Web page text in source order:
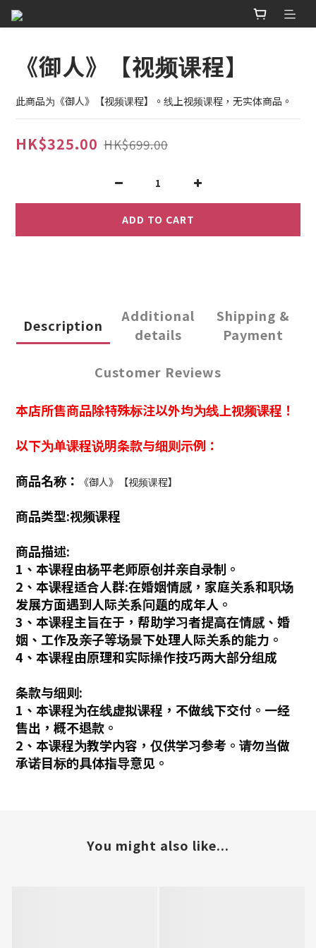
《御人》【视频课程】
此商品为《御人》【视频课程】。线上视频课程，无实体商品。
HK$325.00 HK$699.00
ADD TO CART
Description
Additional
details
Shipping &
Payment
Customer Reviews
本店所售商品除特殊标注以外均为线上视频课程！
以下为单课程说明条款与细则示例：
商品名称：
《御人》【视频课程】
商品类型:视频课程
商品描述:
1、本课程由杨平老师原创并亲自录制。
2、本课程适合人群:在婚姻情感，家庭关系和职场
发展方面遇到人际关系问题的成年人。
3、本课程主旨在于，帮助学习者提高在情感、婚
姻、工作及亲子等场景下处理人际关系的能力。
4、本课程由原理和实际操作技巧两大部分组成
条款与细则:
1、本课程为在线虚拟课程，不做线下交付。一经
售出，概不退款。
2、本课程为教学内容，仅供学习参考。请勿当做
承诺目标的具体指导意见。
You might also like...